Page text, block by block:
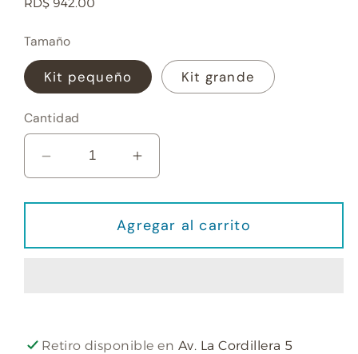
Tamaño
Kit pequeño Kit grande
Cantidad
Reducir
para
7
Aumentar
para
Kit
7
Agregar al carrito
Retiro disponible en Av. La Cordillera 5